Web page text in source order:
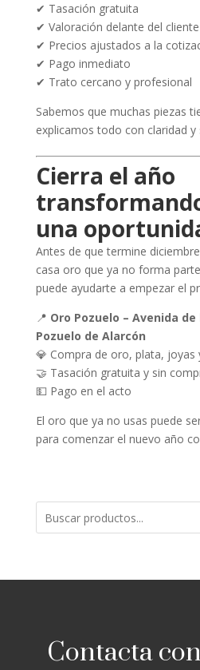
✔ Tasación gratuita
✔ Valoración delante del cliente
✔ Precios ajustados a la
✔ Pago inmediato
✔ Trato cercano y profesional
Sabemos que muchas piezas
explicamos todo con claridad y
Cierra el año
una
Antes de que termine
casa oro que ya no forma
puede ayudarte a empezar el
📍 Oro Pozuelo – Avenida de
Pozuelo de Alarcón
💎 Compra de oro, plata, joyas
🤝 Tasación gratuita y sin
💵 Pago en el acto
El oro que ya no usas puede
para comenzar el nuevo año
Contacta